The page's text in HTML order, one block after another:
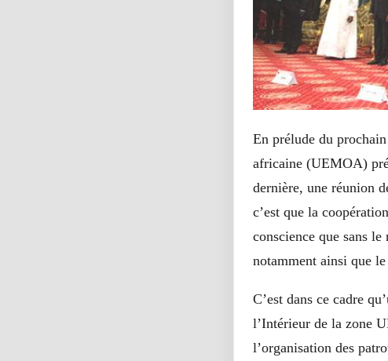
En prélude du
africaine (UEMOA)
dernière, une réunion
c’est que la
conscience que sans
notamment ainsi que
C’est dans ce cadre
l’Intérieur de la zone
l’organisation des